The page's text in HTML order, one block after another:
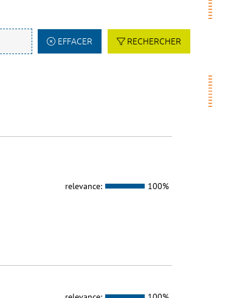
EFFACER RECHERCHER
relevance: 100%